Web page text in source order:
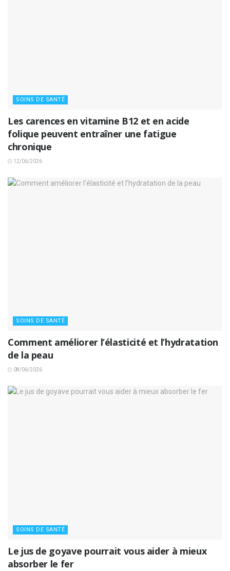
SOINS DE SANTÉ
Les carences en vitamine B12 et en acide
folique peuvent entraîner une fatigue
chronique
12/06/2026
SOINS DE SANTÉ
Comment améliorer l’élasticité et l’hydratation
de la peau
08/06/2026
SOINS DE SANTÉ
Le jus de goyave pourrait vous aider à mieux
absorber le fer